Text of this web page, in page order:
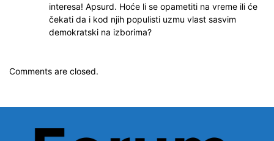
interesa! Apsurd. Hoće li se opametiti na vreme ili će
čekati da i kod njih populisti uzmu vlast sasvim
demokratski na izborima?
Comments are closed.